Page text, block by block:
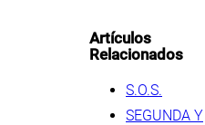
Artículos
Relacionados
S.O.S.
SEGUNDA Y